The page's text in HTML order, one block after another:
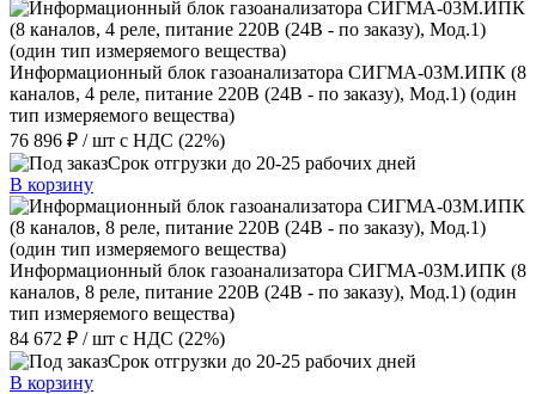
Информационный блок газоанализатора СИГМА-03М.ИПК (8
каналов, 4 реле, питание 220В (24В - по заказу), Мод.1) (один
тип измеряемого вещества)
76 896 ₽ / шт с НДС (22%)
Срок отгрузки до 20-25 рабочих дней
В корзину
Информационный блок газоанализатора СИГМА-03М.ИПК (8
каналов, 8 реле, питание 220В (24В - по заказу), Мод.1) (один
тип измеряемого вещества)
84 672 ₽ / шт с НДС (22%)
Срок отгрузки до 20-25 рабочих дней
В корзину